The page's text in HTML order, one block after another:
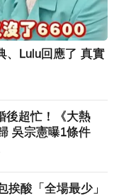
、Lulu回應了 真實
後超忙！《大熱
吳宗憲曝1條件
挨酸「全場最少」